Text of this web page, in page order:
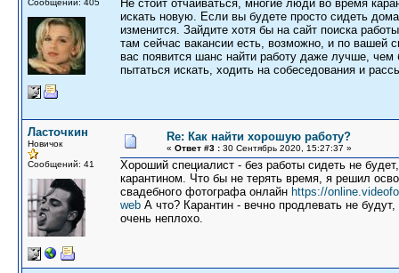
Сообщений: 405
Не стоит отчаиваться, многие люди во время
искать новую. Если вы будете просто сидеть
изменится. Зайдите хотя бы на сайт поиска
там сейчас вакансии есть, возможно, и по вашей
вас появится шанс найти работу даже лучше,
пытаться искать, ходить на собеседования и
Ласточкин
Новичок
Сообщений: 41
Re: Как найти хорошую работу?
« Ответ #3 : 30 Сентябрь 2020, 15:27:37 »
Хороший специалист - без работы сидеть не
карантином. Что бы не терять время, я решил
свадебного фотографа онлайн https://
web А что? Карантин - вечно продлевать не
очень неплохо.